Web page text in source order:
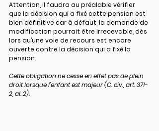
Attention, il faudra au préalable vérifier
que la décision qui a fixé cette pension est
bien définitive car à défaut, la demande de
modification pourrait être irrecevable, dès
lors qu’une voie de recours est encore
ouverte contre la décision qui a fixé la
pension.
Cette obligation ne cesse en effet pas de plein
droit lorsque l’enfant est majeur (C. civ., art. 371-
2, al. 2).